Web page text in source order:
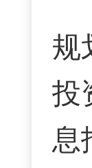
规
投
息